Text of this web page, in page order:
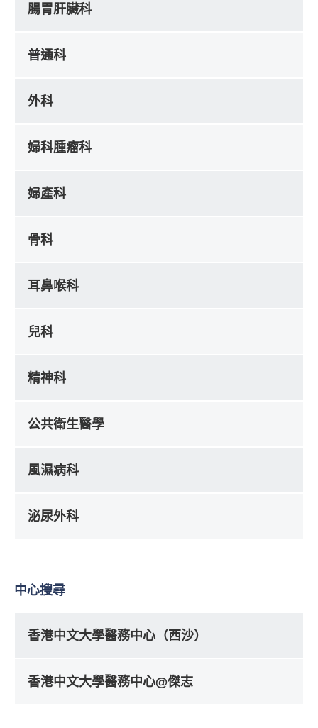
腸胃肝臟科
普通科
外科
婦科腫瘤科
婦產科
骨科
耳鼻喉科
兒科
精神科
公共衛生醫學
風濕病科
泌尿外科
中心搜尋
香港中文大學醫務中心（西沙）
香港中文大學醫務中心@傑志